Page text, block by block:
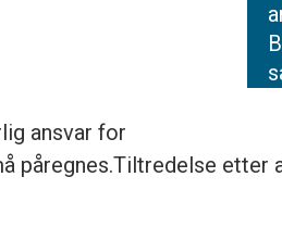
ansvar for
påregnes.Tiltredelse etter